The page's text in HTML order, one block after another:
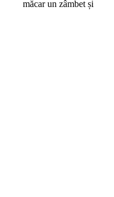
măcar un zâmbet și